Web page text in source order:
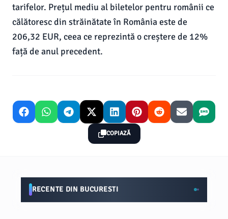
tarifelor. Prețul mediu al biletelor pentru românii ce
călătoresc din străinătate în România este de
206,32 EUR, ceea ce reprezintă o creștere de 12%
față de anul precedent.
COPIAZĂ
RECENTE DIN BUCURESTI